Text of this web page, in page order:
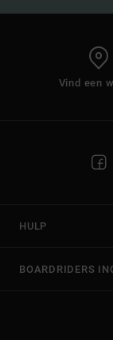
Vind een
HULP
BOARDRIDERS